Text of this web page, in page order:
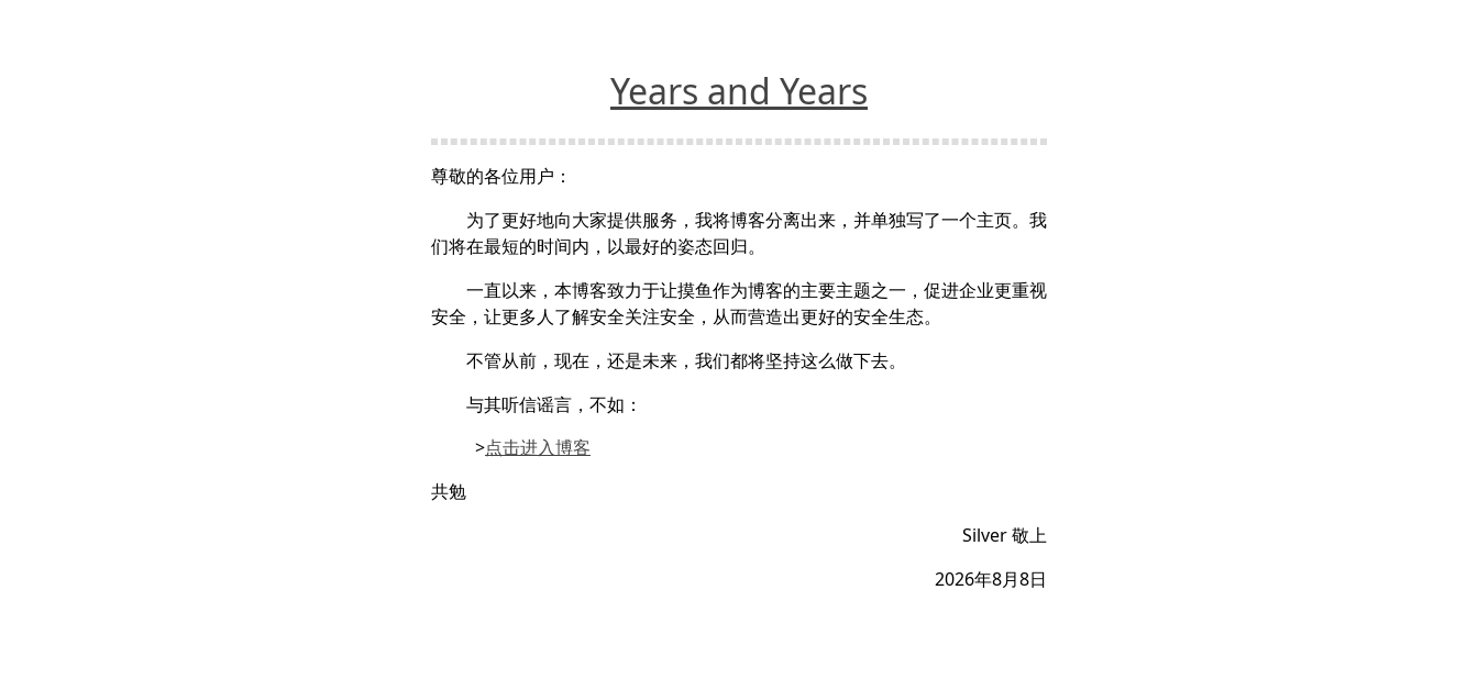
Years and Years
尊敬的各位用户：
为了更好地向大家提供服务，我将博客分离出来，并单独写了一个主页。我
们将在最短的时间内，以最好的姿态回归。
一直以来，本博客致力于让摸鱼作为博客的主要主题之一，促进企业更重视
安全，让更多人了解安全关注安全，从而营造出更好的安全生态。
不管从前，现在，还是未来，我们都将坚持这么做下去。
与其听信谣言，不如：
点击进入博客
共勉
Silver 敬上
2026年8月8日